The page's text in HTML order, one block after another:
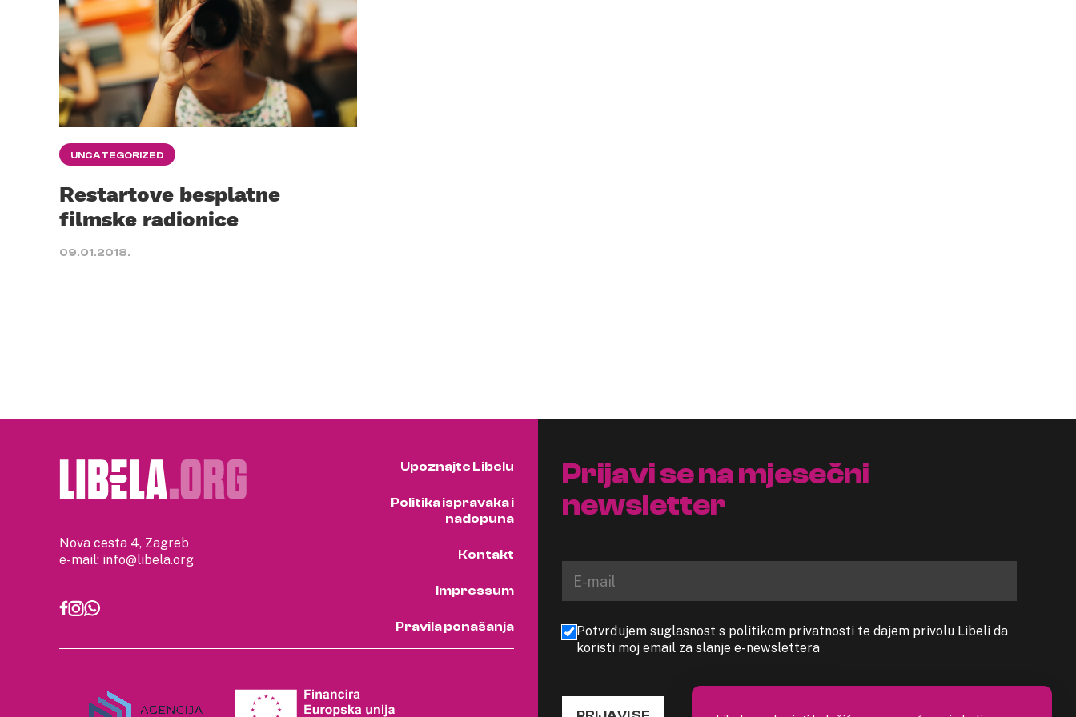
UNCATEGORIZED
Restartove besplatne
filmske radionice
09.01.2018.
Nova cesta 4, Zagreb
e-mail: info@libela.org
Upoznajte Libelu
Politika ispravaka i
nadopuna
Kontakt
Impressum
Pravila ponašanja
Prijavi se na mjesečni
newsletter
Potvrđujem suglasnost s politikom privatnosti te dajem privolu Libeli da
koristi moj email za slanje e-newslettera